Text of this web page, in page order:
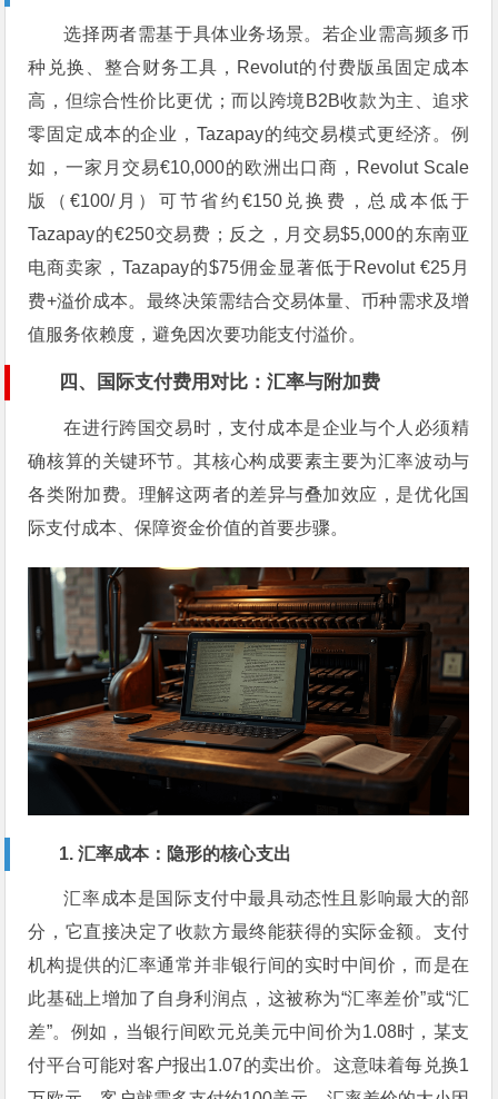
选择两者需基于具体业务场景。若企业需高频多币
种兑换、整合财务工具，Revolut的付费版虽固定成本
高，但综合性价比更优；而以跨境B2B收款为主、追求
零固定成本的企业，Tazapay的纯交易模式更经济。例
如，一家月交易€10,000的欧洲出口商，Revolut Scale
版（€100/月）可节省约€150兑换费，总成本低于
Tazapay的€250交易费；反之，月交易$5,000的东南亚
电商卖家，Tazapay的$75佣金显著低于Revolut €25月
费+溢价成本。最终决策需结合交易体量、币种需求及增
值服务依赖度，避免因次要功能支付溢价。
四、国际支付费用对比：汇率与附加费
在进行跨国交易时，支付成本是企业与个人必须精
确核算的关键环节。其核心构成要素主要为汇率波动与
各类附加费。理解这两者的差异与叠加效应，是优化国
际支付成本、保障资金价值的首要步骤。
1. 汇率成本：隐形的核心支出
汇率成本是国际支付中最具动态性且影响最大的部
分，它直接决定了收款方最终能获得的实际金额。支付
机构提供的汇率通常并非银行间的实时中间价，而是在
此基础上增加了自身利润点，这被称为“汇率差价”或“汇
差”。例如，当银行间欧元兑美元中间价为1.08时，某支
付平台可能对客户报出1.07的卖出价。这意味着每兑换1